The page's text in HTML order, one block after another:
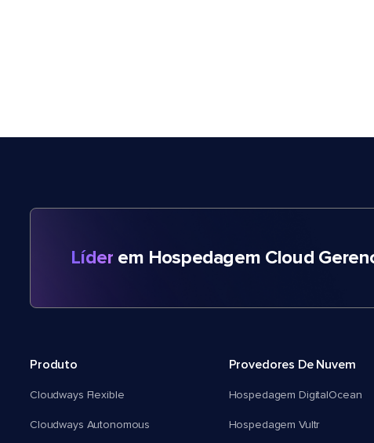
Líder em Hospedagem Cloud
Produto
Cloudways Flexible
Cloudways Autonomous
Provedores De Nuvem
Hospedagem DigitalOcean
Hospedagem Vultr